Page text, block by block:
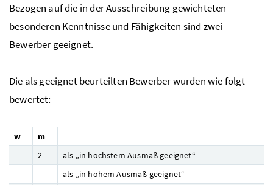
Bezogen auf die in der Ausschreibung gewichteten
besonderen Kenntnisse und Fähigkeiten sind zwei
Bewerber geeignet.
Die als geeignet beurteilten Bewerber wurden wie folgt
bewertet:
w
m
-
2
als „in höchstem Ausmaß geeignet“
-
-
als „in hohem Ausmaß geeignet“